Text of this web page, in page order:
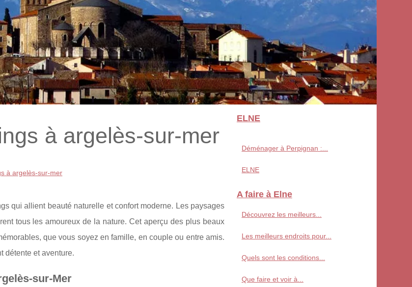
à argelès-sur-mer
à argelès-sur-mer
qui allient beauté naturelle et confort moderne. Les paysages
tous les amoureux de la nature. Cet aperçu des plus beaux
que vous soyez en famille, en couple ou entre amis.
détente et aventure.
sur-Mer
ELNE
Déménager à Perpignan :...
ELNE
A faire à Elne
Découvrez les meilleurs...
Les meilleurs endroits pour...
Quels sont les conditions...
Que faire et voir à...